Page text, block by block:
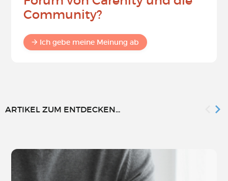
Community?
Ich gebe meine Meinung ab
ARTIKEL ZUM ENTDECKEN...